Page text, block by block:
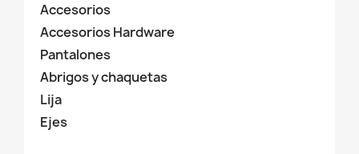
Accesorios
Accesorios Hardware
Pantalones
Abrigos y chaquetas
Lija
Ejes